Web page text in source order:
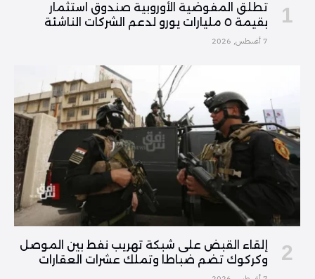
تطلق المفوضية الأوروبية صندوق استثمار
بقيمة ٥ مليارات يورو لدعم الشركات الناشئة
7 أغسطس, 2026
إلقاء القبض على شبكة تهريب نفط بين الموصل
وكركوك تضم ضباطا وتملك عشرات العقارات